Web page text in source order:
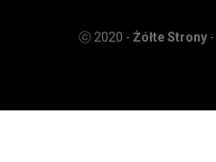
ⓒ 2020 - Żółte Strony